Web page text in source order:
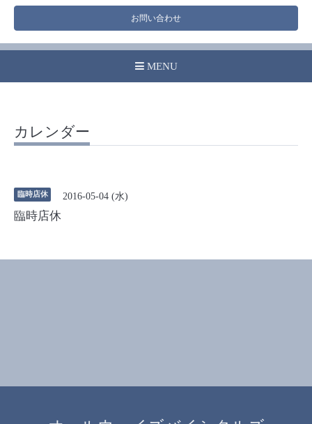
お問い合わせ
MENU
カレンダー
臨時店休 2016-05-04 (水)
臨時店休